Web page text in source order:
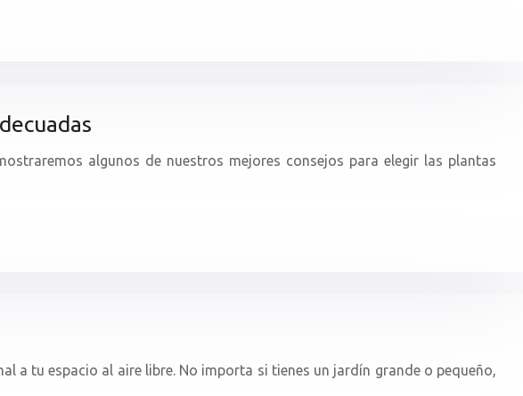
algunos de nuestros mejores consejos para elegir las plantas
a tu espacio al aire libre. No importa si tienes un jardín grande o pequeño,